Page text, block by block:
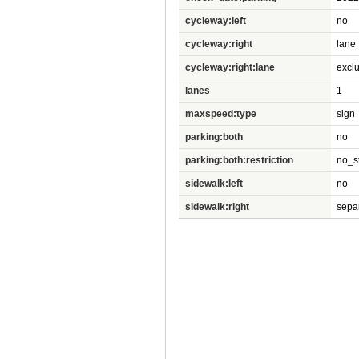
cycleway:left no
cycleway:right lane
cycleway:right:lane
lanes 1
maxspeed:type sign
parking:both no
parking:both:restriction
sidewalk:left no
sidewalk:right